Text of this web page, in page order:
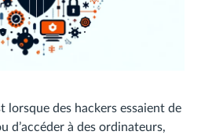
lorsque des hackers essaient de
d’accéder à des ordinateurs,